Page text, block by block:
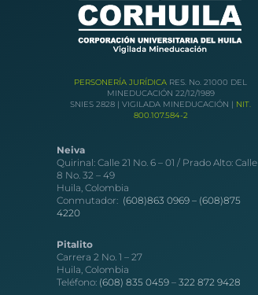
PERSONERÍA JURÍDICA RES. No. 21000 DEL
MINEDUCACIÓN 22/12/1989
SNIES 2828 | VIGILADA MINEDUCACIÓN | NIT.
800.107.584-2
Neiva
Quirinal: Calle 21 No. 6 – 01 / Prado Alto: Calle
8 No. 32 – 49
Huila, Colombia
Conmutador: (608)863 0969 – (608)875
4220
Pitalito
Carrera 2 No. 1 – 27
Huila, Colombia
Teléfono: (608) 835 0459 – 322 872 9428